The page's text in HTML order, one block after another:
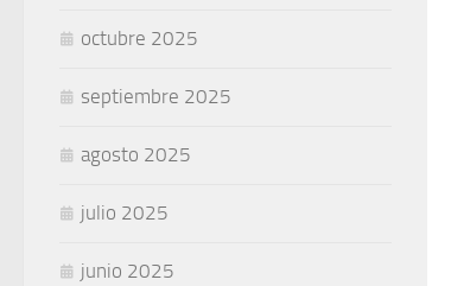
octubre 2025
septiembre 2025
agosto 2025
julio 2025
junio 2025